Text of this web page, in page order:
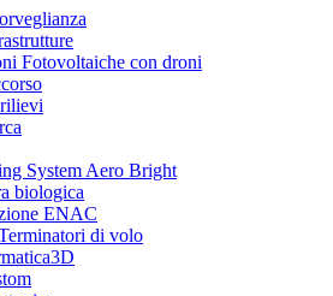
Fotovoltaiche con droni
System Aero Bright
biologica
ENAC
di volo